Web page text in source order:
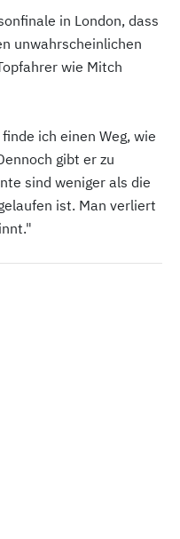
in London, dass
unwahrscheinlichen
wie Mitch
ich einen Weg, wie
gibt er zu
sind weniger als die
ist. Man verliert